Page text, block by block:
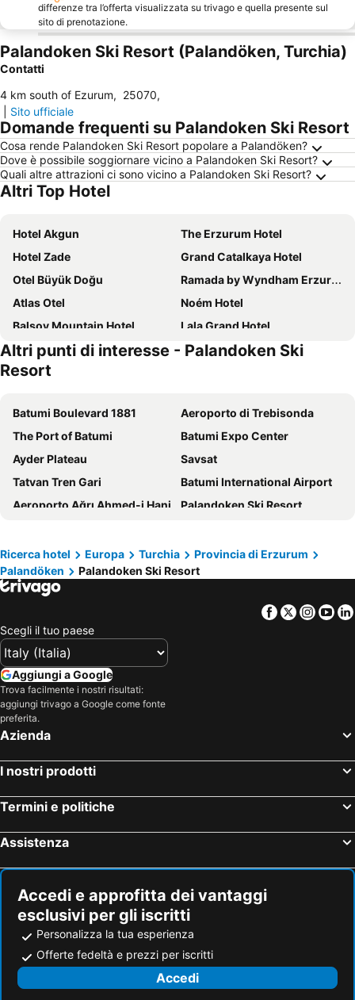
differenze tra l’offerta visualizzata su trivago e quella presente sul
sito di prenotazione.
Palandoken Ski Resort (Palandöken, Turchia)
Contatti
4 km south of Ezurum, 25070,
Sito ufficiale
Domande frequenti su Palandoken Ski Resort
Cosa rende Palandoken Ski Resort popolare a Palandöken?
Dove è possibile soggiornare vicino a Palandoken Ski Resort?
Quali altre attrazioni ci sono vicino a Palandoken Ski Resort?
Altri Top Hotel
Hotel Akgun
The Erzurum Hotel
Hotel Zade
Grand Catalkaya Hotel
Otel Büyük Doğu
Ramada by Wyndham Erzurum
Atlas Otel
Noém Hotel
Balsoy Mountain Hotel
Lala Grand Hotel
Dedeman Palandoken Ski Lodge Hotel
Otel Cinar
Polat Palandoken
Rafo Hotel
OTEL AMİLLER
Hotel Kervansaray
Altri punti di interesse - Palandoken Ski
Resort
Batumi Boulevard 1881
Aeroporto di Trebisonda
The Port of Batumi
Batumi Expo Center
Ayder Plateau
Savsat
Tatvan Tren Gari
Batumi International Airport
Aeroporto Ağrı Ahmed-i Hani
Palandoken Ski Resort
Palandöken
Erzurum Bus Terminal
Erzurum Tren Gari
Kazİm Karabekir Stadium
Erzurum Airport
Uzungol Nature Park
Sarıkamış
Cewlik Bingöl Airport
Pokut Plateau
Yeni Rize Sehir Stadium
Hüseyin Avni Aker Stadium
Çirtkaya – Bitlis
Trabzon Fair Center
Ricerca hotel Europa Turchia
Provincia di Erzurum
Palandöken
Palandoken Ski Resort
Facebook
Twitter
Scegli il tuo paese
Aggiungi a Google
Trova facilmente i nostri risultati:
aggiungi trivago a Google come fonte
preferita.
Azienda
I nostri prodotti
Termini e politiche
Assistenza
Accedi e approfitta dei vantaggi
esclusivi per gli iscritti
Personalizza la tua esperienza
Offerte fedeltà e prezzi per iscritti
Accedi